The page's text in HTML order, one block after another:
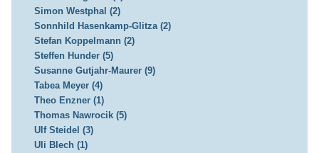
Simon Westphal (2)
Sonnhild Hasenkamp-Glitza (2)
Stefan Koppelmann (2)
Steffen Hunder (5)
Susanne Gutjahr-Maurer (9)
Tabea Meyer (4)
Theo Enzner (1)
Thomas Nawrocik (5)
Ulf Steidel (3)
Uli Blech (1)